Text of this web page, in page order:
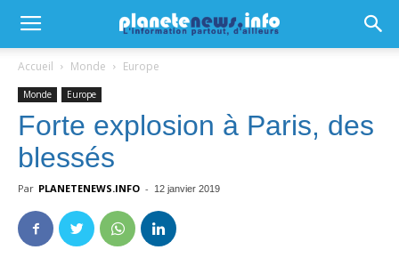
Accueil Monde Europe
Monde Europe
Forte explosion à Paris, des
blessés
Par PLANETENEWS.INFO - 12 janvier 2019